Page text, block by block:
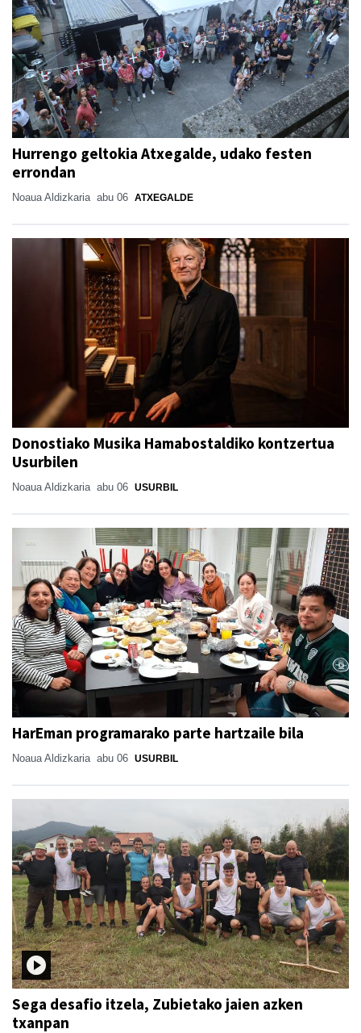
Hurrengo geltokia Atxegalde, udako festen
errondan
Noaua Aldizkaria abu 06 ATXEGALDE
Donostiako Musika Hamabostaldiko kontzertua
Usurbilen
Noaua Aldizkaria abu 06 USURBIL
HarEman programarako parte hartzaile bila
Noaua Aldizkaria abu 06 USURBIL
Sega desafio itzela, Zubietako jaien azken
txanpan